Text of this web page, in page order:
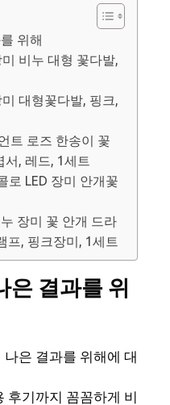
위해
비누 대형 꽃다발,
대형꽃다발, 핑크,
트 로즈 한송이 꽃
, 레드, 1세트
로 LED 장미 안개꽃
장미 꽃 안개 드라
프, 핑크장미, 1세트
은 결과를 위
은 결과를 위해에 대
후기까지 꼼꼼하게 비